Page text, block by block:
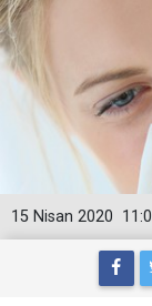
15 Nisan 2020